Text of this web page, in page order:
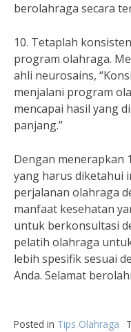
berolahraga secara
10. Tetaplah
program olahraga.
ahli neurosains,
menjalani program
mencapai hasil yang
panjang.”
Dengan menerapkan
yang harus diketahui
perjalanan olahraga
manfaat kesehatan
untuk berkonsultasi
pelatih olahraga
lebih spesifik sesuai
Anda. Selamat
Posted in Tips Olahraga